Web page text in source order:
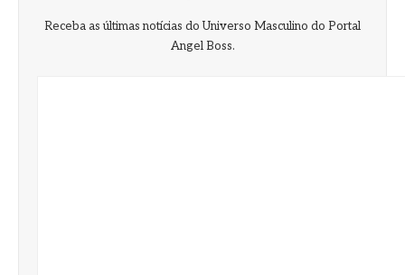
Receba as últimas notícias do Universo Masculino do Portal
Angel Boss.